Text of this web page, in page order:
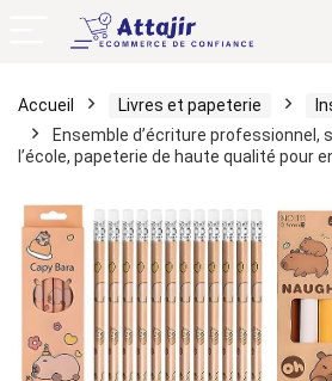
Accueil Livres et papeterie
Ensemble d’écriture professionnel,
l’école, papeterie de haute qualité pour